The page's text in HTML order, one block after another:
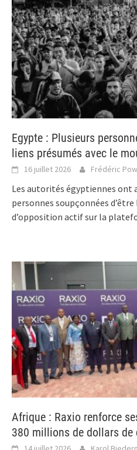
Egypte : Plusieurs
liens présumés avec le
16 juillet 2026 Frédéric
Les autorités égyptiennes ont
personnes soupçonnées
d’opposition actif sur la
Afrique : Raxio renforce
380 millions de dollars de